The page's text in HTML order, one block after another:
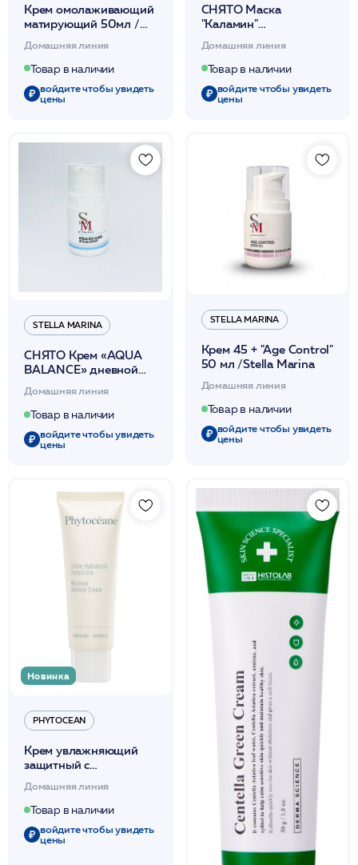
Крем омолаживающий
матирующий 50мл /
Домашняя линия
Товар в наличии
войдите чтобы увидеть
цены
СНЯТО Маска
"Каламин"
/Stella Marina*
Домашняя линия
Товар в наличии
войдите чтобы увидеть
цены
STELLA MARINA
СНЯТО Крем «AQUA
BALANCE» дневной
50мл /Stella Marina
Домашняя линия
Товар в наличии
войдите чтобы увидеть
цены
STELLA MARINA
Крем 45 + "Age Control"
50 мл /Stella Marina
Домашняя линия
Товар в наличии
войдите чтобы увидеть
цены
Новинка
PHYTOCEAN
Крем увлажняющий
защитный с
паниопсисом 50мл
/PHYTOCEAN
Домашняя линия
Товар в наличии
войдите чтобы увидеть
цены